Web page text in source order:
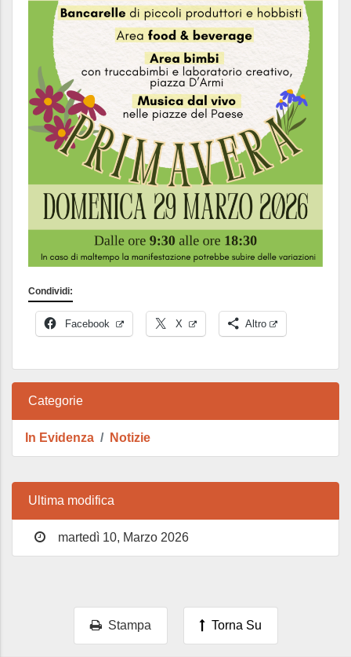
Condividi:
Facebook X Altro
Categorie
In Evidenza Notizie
Ultima modifica
martedì 10, Marzo 2026
Stampa Torna Su